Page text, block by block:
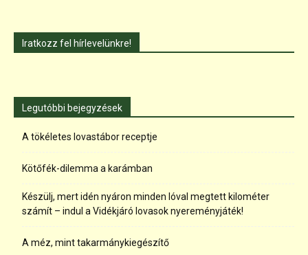
Iratkozz fel hírlevelünkre!
Legutóbbi bejegyzések
A tökéletes lovastábor receptje
Kötőfék-dilemma a karámban
Készülj, mert idén nyáron minden lóval megtett kilométer
számít – indul a Vidékjáró lovasok nyereményjáték!
A méz, mint takarmánykiegészítő